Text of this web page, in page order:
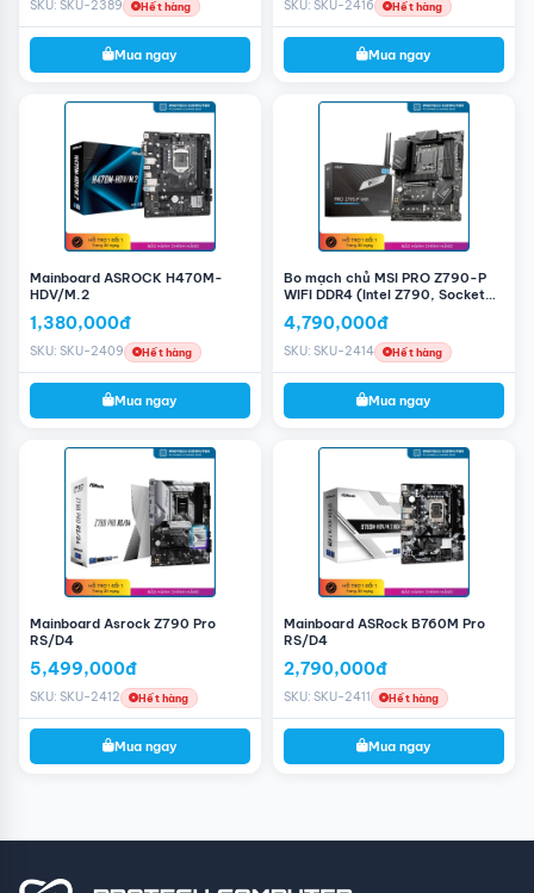
SKU: SKU-2389 Hết hàng
Mua ngay
SKU: SKU-2416 Hết hàng
Mua ngay
Mainboard ASROCK H470M-
HDV/M.2
1,380,000đ
SKU: SKU-2409 Hết hàng
Mua ngay
Bo mạch chủ MSI PRO Z790-P
WIFI DDR4 (Intel Z790, Socket
4,790,000đ
SKU: SKU-2414 Hết hàng
Mua ngay
Mainboard Asrock Z790 Pro
RS/D4
5,499,000đ
SKU: SKU-2412 Hết hàng
Mua ngay
Mainboard ASRock B760M Pro
RS/D4
2,790,000đ
SKU: SKU-2411 Hết hàng
Mua ngay